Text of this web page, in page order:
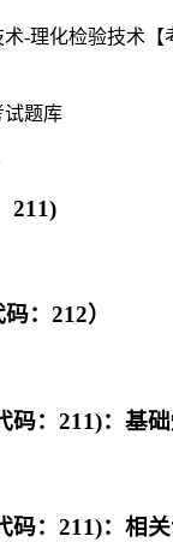
-理化检验技术
试题库
211)
：212）
码：211)：基
码：211)：相